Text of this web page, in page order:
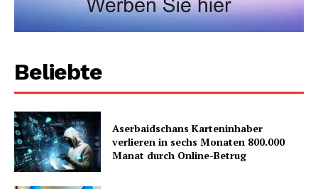
Beliebte
Aserbaidschans Karteninhaber
verlieren in sechs Monaten 800.000
Manat durch Online-Betrug